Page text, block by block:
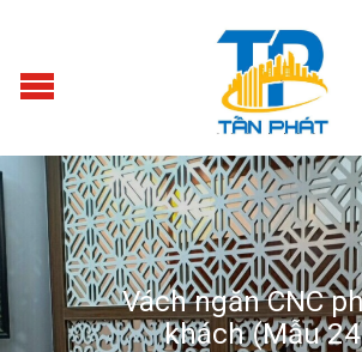
Vách ngăn CNC
khách (Mẫu